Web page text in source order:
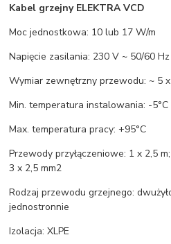
Kabel grzejny ELEKTRA VCD
Moc jednostkowa: 10 lub 17 W/m
Napięcie zasilania: 230 V ~ 50/60 Hz
Wymiar zewnętrzny przewodu: ~ 5
Min. temperatura instalowania: -5°C
Max. temperatura pracy: +95°C
Przewody przyłączeniowe: 1 x 2,5
3 x 2,5 mm2
Rodzaj przewodu grzejnego:
jednostronnie
Izolacja: XLPE